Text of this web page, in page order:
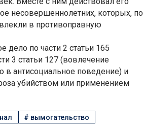
несовершеннолетних, которых, по
в противоправную
дело по части 2 статьи 165
3 статьи 127 (вовлечение
в антисоциальное поведение) и
убийством или применением
# вымогательство